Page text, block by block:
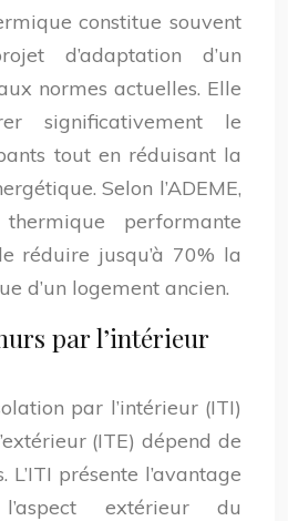
constitue souvent
d’adaptation d’un
normes actuelles. Elle
significativement le
tout en réduisant la
Selon l’ADEME,
performante
réduire jusqu’à 70% la
d’un logement ancien.
par l’intérieur
par l’intérieur (ITI)
(ITE) dépend de
présente l’avantage
extérieur du